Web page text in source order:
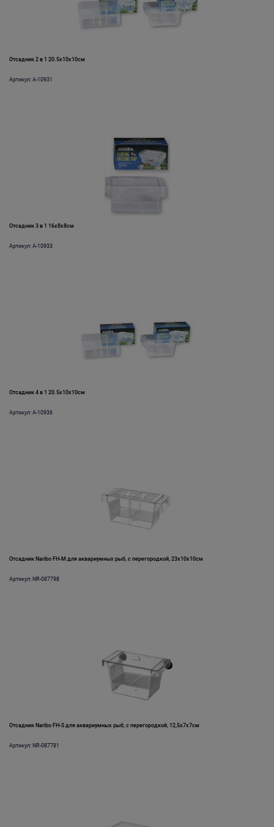
Отсадник 2 в 1 20.5х10х10см
Артикул: A-10931
Отсадник 3 в 1 16х8х8см
Артикул: A-10933
Отсадник 4 в 1 20.5х10х10см
Артикул: A-10936
Отсадник Naribo FH-M для аквариумных рыб, с перегородкой, 23x10x10см
Артикул: NR-087798
Отсадник Naribo FH-S для аквариумных рыб, с перегородкой, 12,5x7x7см
Артикул: NR-087781